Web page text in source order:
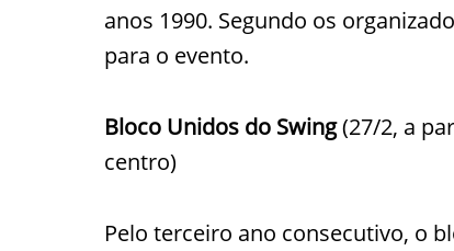
anos 1990. Segundo os
para o evento.
Bloco Unidos do Swing(27/2, a
centro)
Pelo terceiro ano consecutivo, o